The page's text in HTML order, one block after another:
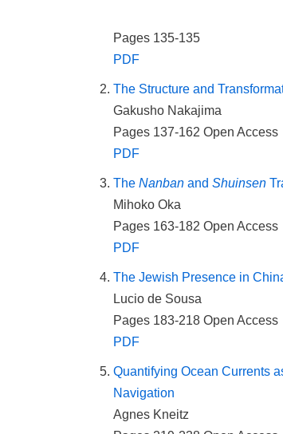
Pages 135-135
PDF
The Structure and
Gakusho Nakajima
Pages 137-162 Open Access
PDF
The Nanban and Shuinsen
Mihoko Oka
Pages 163-182 Open Access
PDF
The Jewish Presence in
Lucio de Sousa
Pages 183-218 Open Access
PDF
Quantifying Ocean Currents
Navigation
Agnes Kneitz